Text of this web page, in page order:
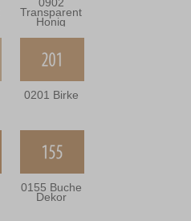
0902
Transparent
Honig
0201 Birke
0155 Buche
Dekor